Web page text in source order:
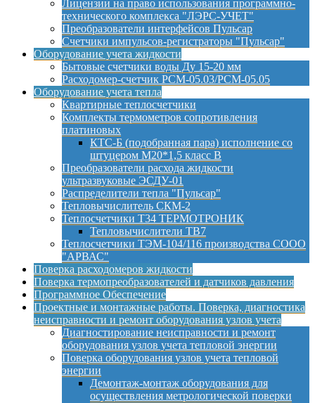
Лицензии на право использования программно-
технического комплекса "ЛЭРС-УЧЕТ"
Преобразователи интерфейсов Пульсар
Счетчики импульсов-регистраторы "Пульсар"
Оборудование учета жидкости
Бытовые счетчики воды Ду 15-20 мм
Расходомер-счетчик РСМ-05.03/РСМ-05.05
Оборудование учета тепла
Квартирные теплосчетчики
Комплекты термометров сопротивления
платиновых
КТС-Б (подобранная пара) исполнение со
штуцером М20*1,5 класс B
Преобразователи расхода жидкости
ультразвуковые ЭСДУ-01
Распределители тепла "Пульсар"
Тепловычислитель СКМ-2
Теплосчетчики Т34 ТЕРМОТРОНИК
Тепловычислители ТВ7
Теплосчетчики ТЭМ-104/116 производства СООО
"АРВАС"
Поверка расходомеров жидкости
Поверка термопреобразователей и датчиков давления
Программное Обеспечение
Проектные и монтажные работы. Поверка, диагностика
неисправности и ремонт оборудования узлов учета
Диагностирование неисправности и ремонт
оборудования узлов учета тепловой энергии
Поверка оборудования узлов учета тепловой
энергии
Демонтаж-монтаж оборудования для
осуществления метрологической поверки